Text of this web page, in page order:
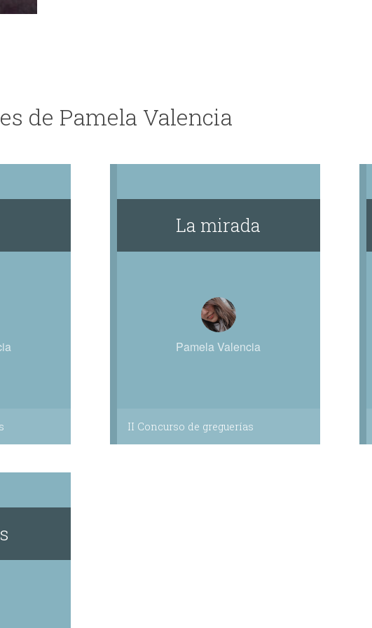
de Pamela Valencia
La mirada
Pamela Valencia
II Concurso de greguerías